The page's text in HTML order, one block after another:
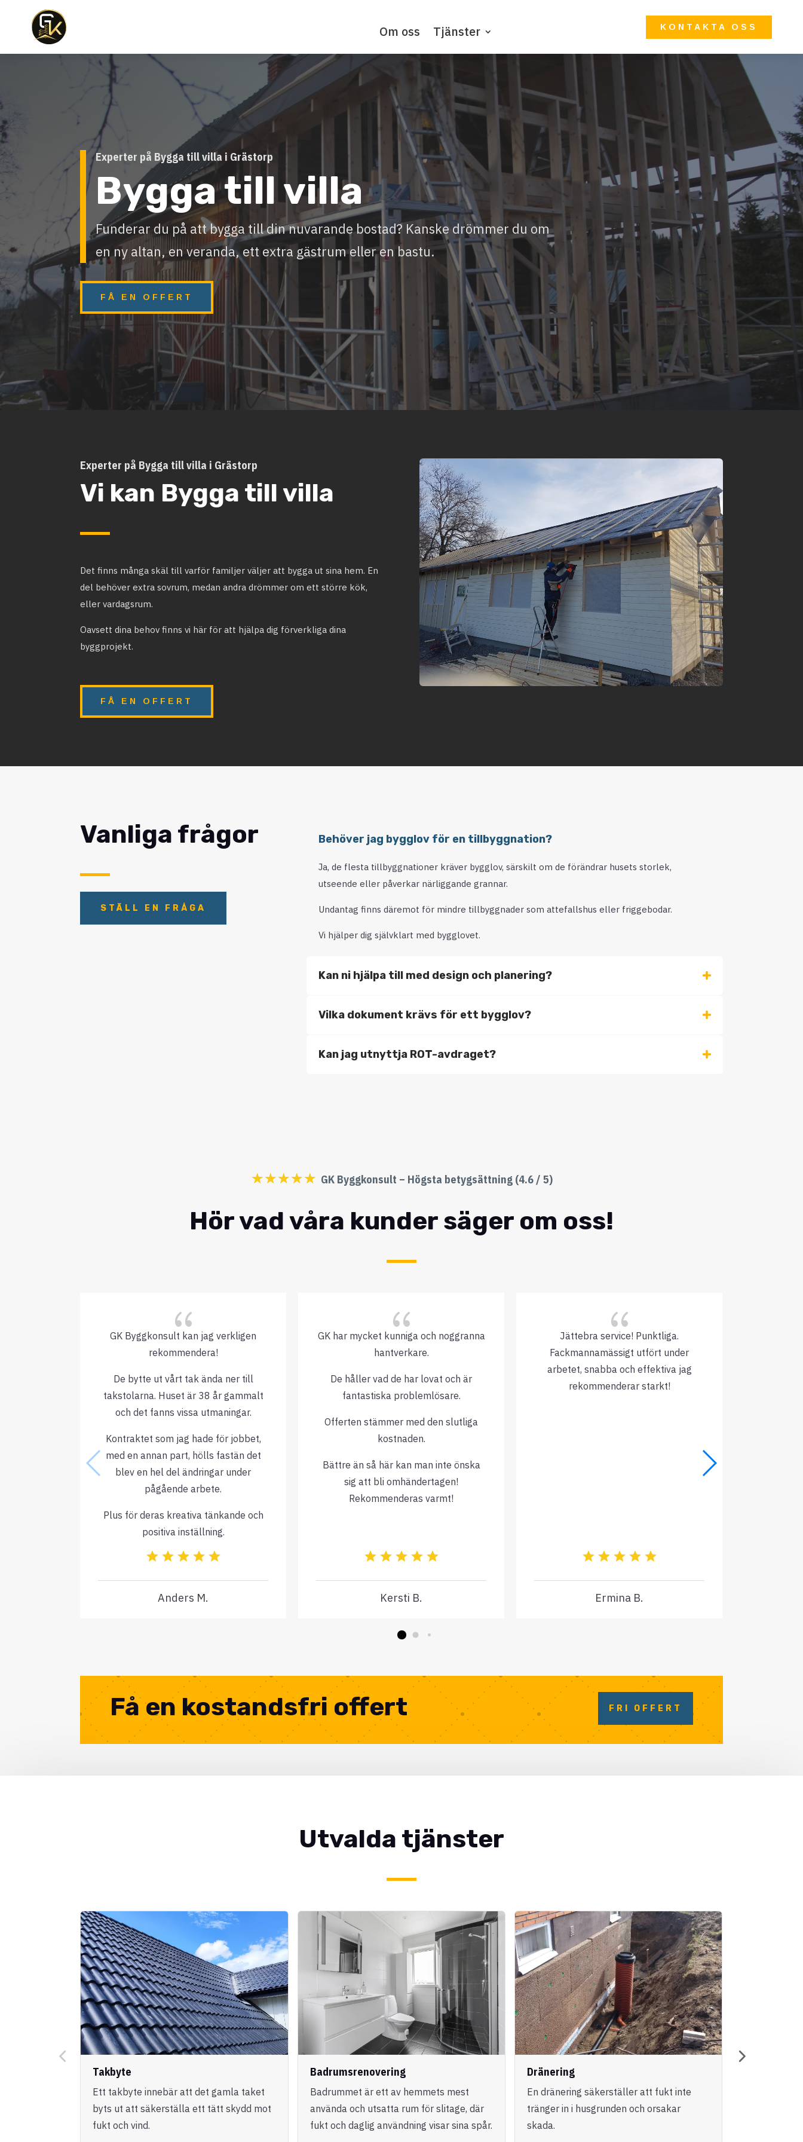
Om oss Tjänster KONTAKTA OSS
Experter på Bygga till villa i Grästorp
Bygga till villa
Funderar du på att bygga till din nuvarande bostad? Kanske drömmer du om
en ny altan, en veranda, ett extra gästrum eller en bastu.
FÅ EN OFFERT
Experter på Bygga till villa i Grästorp
Vi kan Bygga till villa
Det finns många skäl till varför familjer väljer att bygga ut sina hem. En
del behöver extra sovrum, medan andra drömmer om ett större kök,
eller vardagsrum.
Oavsett dina behov finns vi här för att hjälpa dig förverkliga dina
byggprojekt.
FÅ EN OFFERT
Vanliga frågor
STÄLL EN FRÅGA
Behöver jag bygglov för en tillbyggnation?
Ja, de flesta tillbyggnationer kräver bygglov, särskilt om de förändrar husets storlek,
utseende eller påverkar närliggande grannar.
Undantag finns däremot för mindre tillbyggnader som attefallshus eller friggebodar.
Vi hjälper dig självklart med bygglovet.
Kan ni hjälpa till med design och planering?
Vilka dokument krävs för ett bygglov?
Kan jag utnyttja ROT-avdraget?
☆☆☆☆☆ GK Byggkonsult – Högsta betygsättning (4.6 / 5)
Hör vad våra kunder säger om oss!
{
GK Byggkonsult kan jag verkligen
rekommendera!
De bytte ut vårt tak ända ner till
takstolarna. Huset är 38 år gammalt
och det fanns vissa utmaningar.
Kontraktet som jag hade för jobbet,
med en annan part, hölls fastän det
blev en hel del ändringar under
pågående arbete.
Plus för deras kreativa tänkande och
positiva inställning.
Anders M.
{
GK har mycket kunniga och noggranna
hantverkare.
De håller vad de har lovat och är
fantastiska problemlösare.
Offerten stämmer med den slutliga
kostnaden.
Bättre än så här kan man inte önska
sig att bli omhändertagen!
Rekommenderas varmt!
Kersti B.
{
Jättebra service! Punktliga.
Fackmannamässigt utfört under
arbetet, snabba och effektiva jag
rekommenderar starkt!
Ermina B.
Få en kostandsfri offert FRI OFFERT
Utvalda tjänster
Takbyte
Ett takbyte innebär att det gamla taket
byts ut att säkerställa ett tätt skydd mot
fukt och vind.
Badrumsrenovering
Badrummet är ett av hemmets mest
använda och utsatta rum för slitage, där
fukt och daglig användning visar sina spår.
Dränering
En dränering säkerställer att fukt inte
tränger in i husgrunden och orsakar
skada.